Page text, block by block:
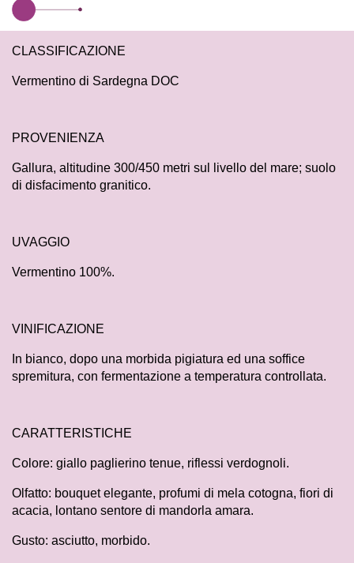
CLASSIFICAZIONE
Vermentino di Sardegna DOC
PROVENIENZA
Gallura, altitudine 300/450 metri sul livello del mare; suolo
di disfacimento granitico.
UVAGGIO
Vermentino 100%.
VINIFICAZIONE
In bianco, dopo una morbida pigiatura ed una soffice
spremitura, con fermentazione a temperatura controllata.
CARATTERISTICHE
Colore: giallo paglierino tenue, riflessi verdognoli.
Olfatto: bouquet elegante, profumi di mela cotogna, fiori di
acacia, lontano sentore di mandorla amara.
Gusto: asciutto, morbido.